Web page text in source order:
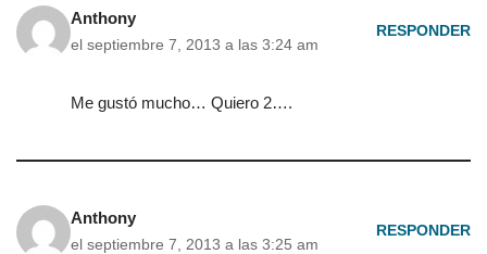
Anthony
el septiembre 7, 2013 a las 3:24 am
RESPONDER
Me gustó mucho… Quiero 2….
Anthony
el septiembre 7, 2013 a las 3:25 am
RESPONDER